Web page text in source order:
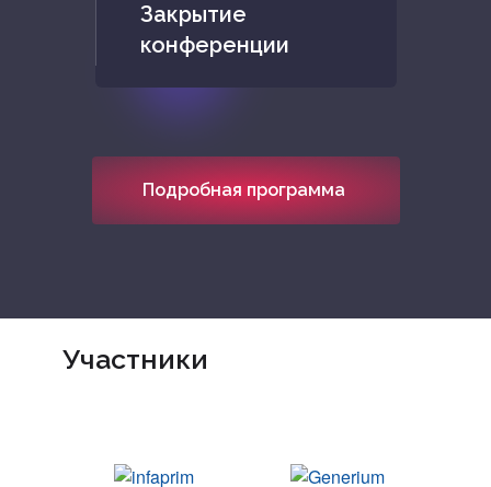
Закрытие
конференции
Подробная программа
Участники